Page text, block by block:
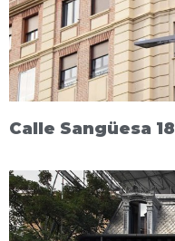
Calle Sangüesa 18